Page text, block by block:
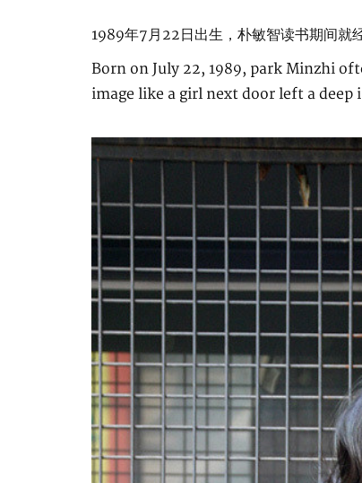
1989年7月22日出生，朴敏智读书期间就
Born on July 22, 1989, park Minzhi
image like a girl next door left a deep